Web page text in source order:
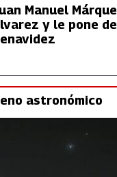
Manuel
y le pone
astronómico